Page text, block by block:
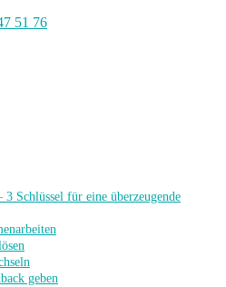
51 76
Schlüssel für eine überzeugende
geben